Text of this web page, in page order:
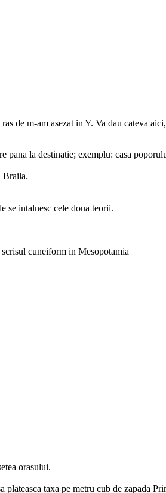
m-am asezat in Y. Va dau cateva
la destinatie; exemplu: casa
Braila.
se intalnesc cele doua teorii.
cuneiform in Mesopotamia
orasului.
taxa pe metru cub de zapada